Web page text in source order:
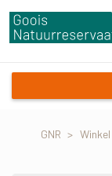
GNR > Winkel